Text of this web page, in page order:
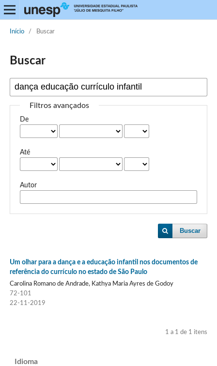
Início / Buscar
Buscar
Filtros avançados
De
Até
Autor
Buscar
Um olhar para a dança e a educação infantil nos documentos de
referência do currículo no estado de São Paulo
Carolina Romano de Andrade, Kathya Maria Ayres de Godoy
72-101
22-11-2019
1 a 1 de 1 itens
Idioma